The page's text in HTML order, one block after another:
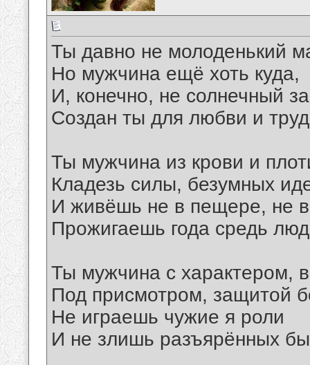
Ты давно не молоденький
Но мужчина ещё хоть куда,
И, конечно, не солнечный
Создан ты для любви и
Ты мужчина из крови и
Кладезь силы, безумных
И живёшь не в пещере, не в
Прожигаешь года средь
Ты мужчина с характером,
Под присмотром, защитой
Не играешь чужие я роли
И не злишь разъярённых